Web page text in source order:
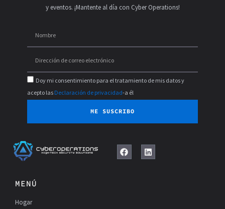
y eventos. ¡Mantente al día con Cyber Operations!
Doy mi consentimiento para el tratamiento de mis datos y
acepto las Declaración de privacidad-a él
ME SUSCRIBO
F
L
MENÚ
Hogar